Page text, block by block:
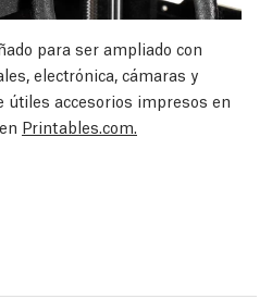
para ser ampliado con
electrónica, cámaras y
útiles accesorios impresos en
Printables.com.